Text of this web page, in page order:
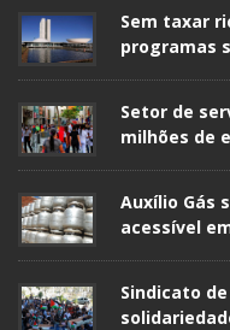
Sem taxar
programas
Setor de
milhões de
Auxílio Gás
acessível
Sindicato de